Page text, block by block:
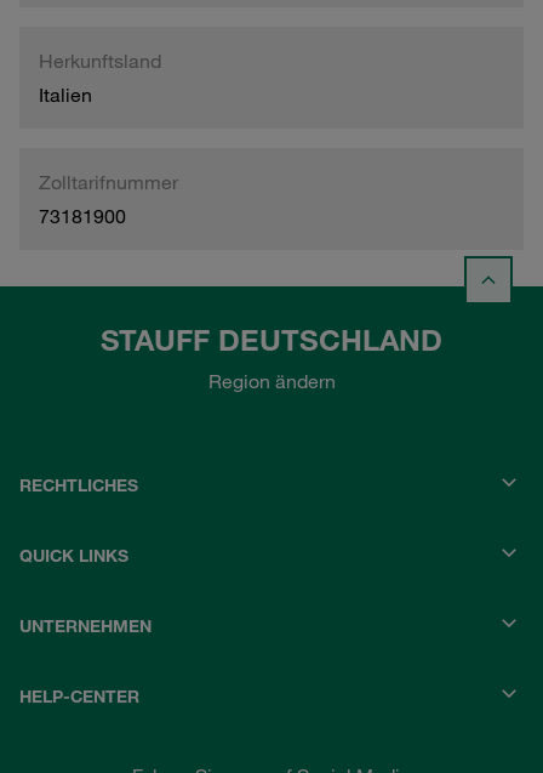
Herkunftsland
Italien
Zolltarifnummer
73181900
STAUFF DEUTSCHLAND
Region ändern
RECHTLICHES
QUICK LINKS
UNTERNEHMEN
HELP-CENTER